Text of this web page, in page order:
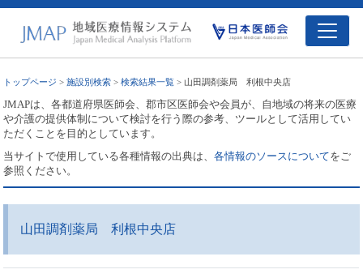
トップページ >施設別検索 >検索結果一覧 > 山田調剤薬局 利根中央店
JMAPは、各都道府県医師会、郡市区医師会や会員が、自地域の将来の医療
や介護の提供体制について検討を行う際の参考、ツールとして活用してい
ただくことを目的としています。
当サイトで使用している各種情報の出典は、各情報のソースについてをご
参照ください。
山田調剤薬局 利根中央店